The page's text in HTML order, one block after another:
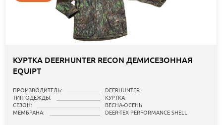
КУРТКА DEERHUNTER RECON ДЕМИСЕЗОННАЯ
EQUIPT
ПРОИЗВОДИТЕЛЬ:
DEERHUNTER
ТИП ОДЕЖДЫ:
КУРТКА
СЕЗОН:
ВЕСНА-ОСЕНЬ
МЕМБРАНА:
DEER-TEX PERFORMANCE SHELL